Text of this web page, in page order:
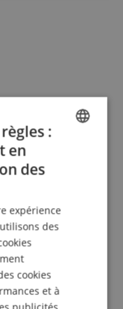
FRENCH
SPANISH
:
en
des
expérience
des
cookies
et à